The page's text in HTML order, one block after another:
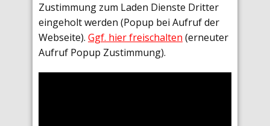
Zustimmung zum Laden Dienste Dritter
eingeholt werden (Popup bei Aufruf der
Webseite). Ggf. hier freischalten (erneuter
Aufruf Popup Zustimmung).